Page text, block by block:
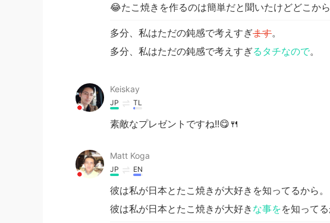
😂たこ焼きを作るのは簡単だと聞いたけどどこか
多分、私はただの鈍感で考えすぎます。
多分、私はただの鈍感で考えすぎるタチなので。
Keiskay
JP TL
素敵なプレゼントですね!!😋🍴
Matt Koga
JP EN
彼は私が日本とたこ焼きが大好きを知ってるから。
彼は私が日本とたこ焼きが大好き な事をを知ってる